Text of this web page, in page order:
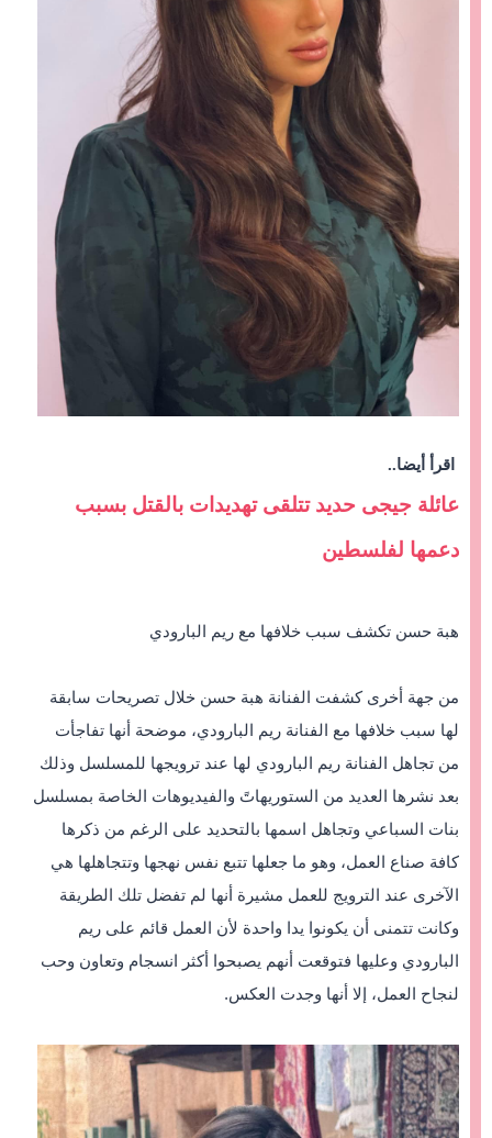
اقرأ أيضا..
عائلة جيجى حديد تتلقى تهديدات بالقتل بسبب
دعمها لفلسطين
هبة حسن تكشف سبب خلافها مع ريم البارودي
من جهة أخرى كشفت الفنانة هبة حسن خلال تصريحات سابقة
لها سبب خلافها مع الفنانة ريم البارودي، موضحة أنها تفاجأت
من تجاهل الفنانة ريم البارودي لها عند ترويجها للمسلسل وذلك
بعد نشرها العديد من الستوريهاتً والفيديوهات الخاصة بمسلسل
بنات السباعي وتجاهل اسمها بالتحديد على الرغم من ذكرها
كافة صناع العمل، وهو ما جعلها تتبع نفس نهجها وتتجاهلها هي
الآخرى عند الترويج للعمل مشيرة أنها لم تفضل تلك الطريقة
وكانت تتمنى أن يكونوا يدا واحدة لأن العمل قائم على ريم
البارودي وعليها فتوقعت أنهم يصبحوا أكثر انسجام وتعاون وحب
لنجاح العمل، إلا أنها وجدت العكس.